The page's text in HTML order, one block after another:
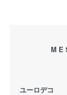
ユーロデコ